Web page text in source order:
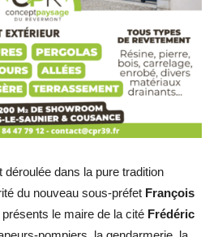
déroulée dans la pure tradition
du nouveau sous-préfet François
le maire de la cité Frédéric